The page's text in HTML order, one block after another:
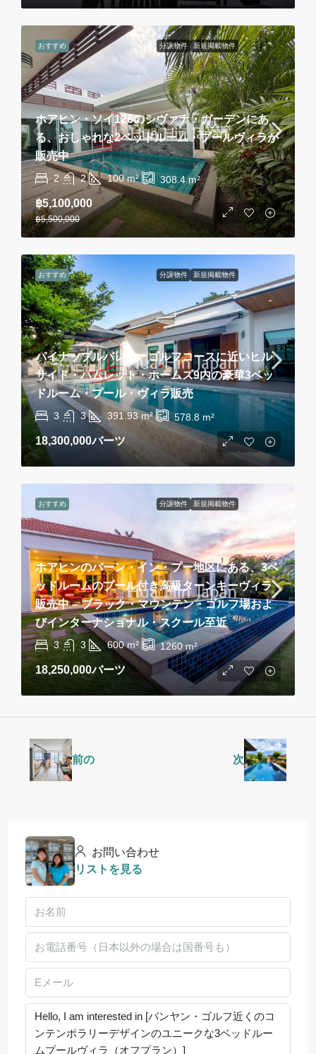
おすすめ 分譲物件 新規掲載物件
ホアヒン・ソイ126のシヴァナ・ガーデンにあ
る、おしゃれな2ベッドルーム・プールヴィラが
販売中
2 2 100 m² 308.4m²
฿5,100,000
฿5,500,000
おすすめ 分譲物件 新規掲載物件
パイナップルバレー・ゴルフコースに近いヒル
サイド・ハムレット・ホームズ9内の豪華3ベッ
ドルーム・プール・ヴィラ販売
3 3 391.93 m² 578.8 m²
18,300,000バーツ
おすすめ 分譲物件 新規掲載物件
ホアヒンのバーン・イン・プー地区にある、3ベ
ッドルームのプール付き高級ターンキーヴィラ
販売中 – ブラック・マウンテン・ゴルフ場およ
びインターナショナル・スクール至近
3 3 600 m² 1260m²
18,250,000バーツ
前の 次
お問い合わせ
リストを見る